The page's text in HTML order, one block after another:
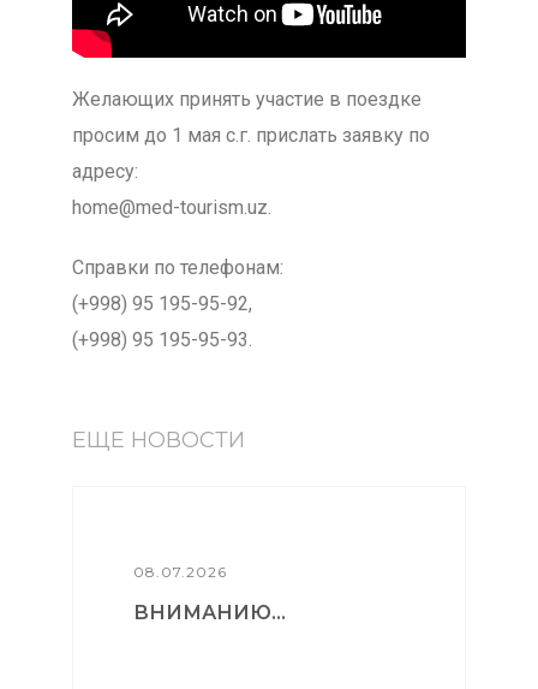
Желающих принять участие в поездке
просим до 1 мая с.г. прислать заявку по
адресу:
home@med-tourism.uz.
Справки по телефонам:
(+998) 95 195-95-92,
(+998) 95 195-95-93.
ЕЩЕ НОВОСТИ
08.07.2026
ВНИМАНИЮ...